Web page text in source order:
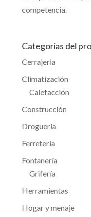
competencia.
Categorías del
Cerrajeria
Climatización
Calefacción
Construcción
Droguería
Ferretería
Fontanería
Grifería
Herramientas
Hogar y menaje